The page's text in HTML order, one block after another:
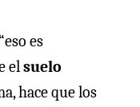
es
elsuelo
hace que los